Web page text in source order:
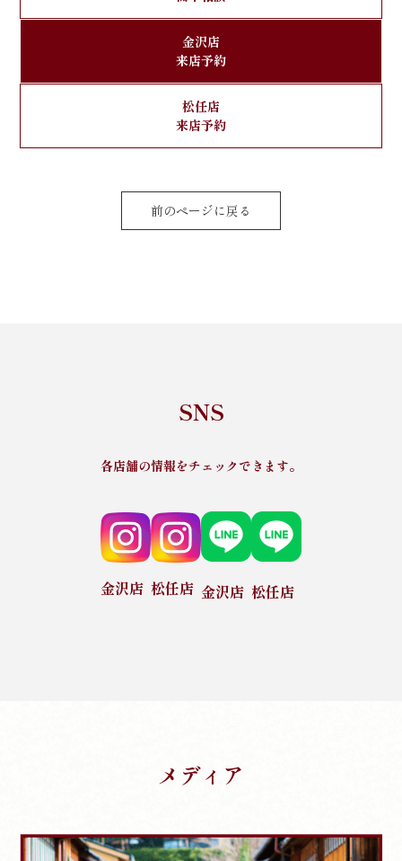
金沢店
来店予約
松任店
来店予約
前のページに戻る
SNS
各店舗の情報をチェックできます。
金沢店 松任店 金沢店 松任店
メディア